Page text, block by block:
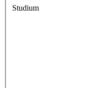
Studium